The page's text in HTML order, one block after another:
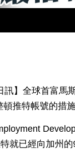
訊】全球首富馬
推特帳號的措施
就已經向加州